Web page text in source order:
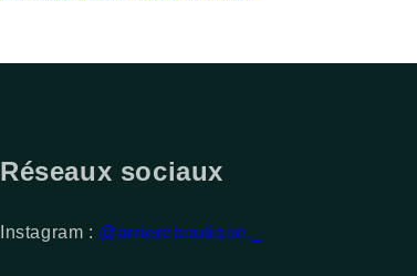
Réseaux sociaux
Instagram : @arriereboutique._